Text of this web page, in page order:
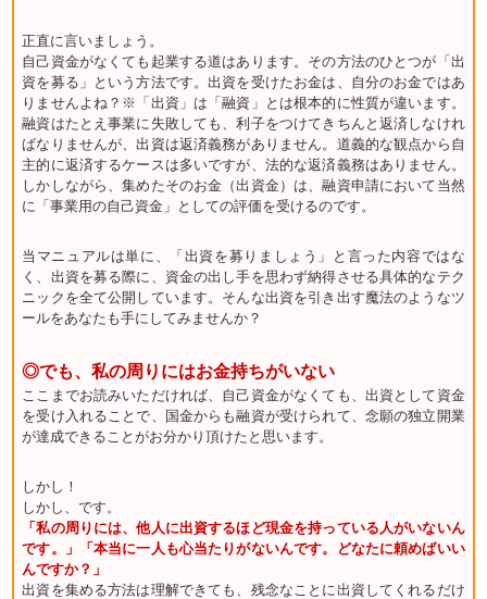
正直に言いましょう。
自己資金がなくても起業する道はあります。その方法のひとつが「出
資を募る」という方法です。出資を受けたお金は、自分のお金ではあ
りませんよね？※「出資」は「融資」とは根本的に性質が違います。
融資はたとえ事業に失敗しても、利子をつけてきちんと返済しなけれ
ばなりませんが、出資は返済義務がありません。道義的な観点から自
主的に返済するケースは多いですが、法的な返済義務はありません。
しかしながら、集めたそのお金（出資金）は、融資申請において当然
に「事業用の自己資金」としての評価を受けるのです。
当マニュアルは単に、「出資を募りましょう」と言った内容ではな
く、出資を募る際に、資金の出し手を思わず納得させる具体的なテク
ニックを全て公開しています。そんな出資を引き出す魔法のようなツ
ールをあなたも手にしてみませんか？
◎でも、私の周りにはお金持ちがいない
ここまでお読みいただければ、自己資金がなくても、出資として資金
を受け入れることで、国金からも融資が受けられて、念願の独立開業
が達成できることがお分かり頂けたと思います。
しかし！
しかし、です。
「私の周りには、他人に出資するほど現金を持っている人がいないん
です。」「本当に一人も心当たりがないんです。どなたに頼めばいい
んですか？」
出資を集める方法は理解できても、残念なことに出資してくれるだけ